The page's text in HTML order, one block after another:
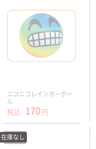
ニコニコレインボーボー
ル
税込 170 円
在庫切
在庫なし